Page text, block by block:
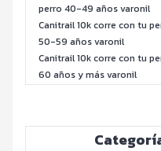
perro 40-49 años varonil
Canitrail 10k corre con tu
50-59 años varonil
Canitrail 10k corre con tu
60 años y más varonil